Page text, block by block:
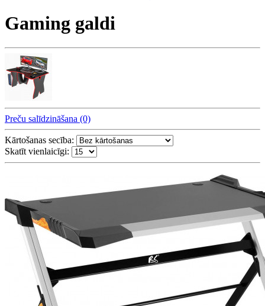
Gaming galdi
Preču salīdzināšana (0)
Kārtošanas secība:
Skatīt vienlaicīgi: